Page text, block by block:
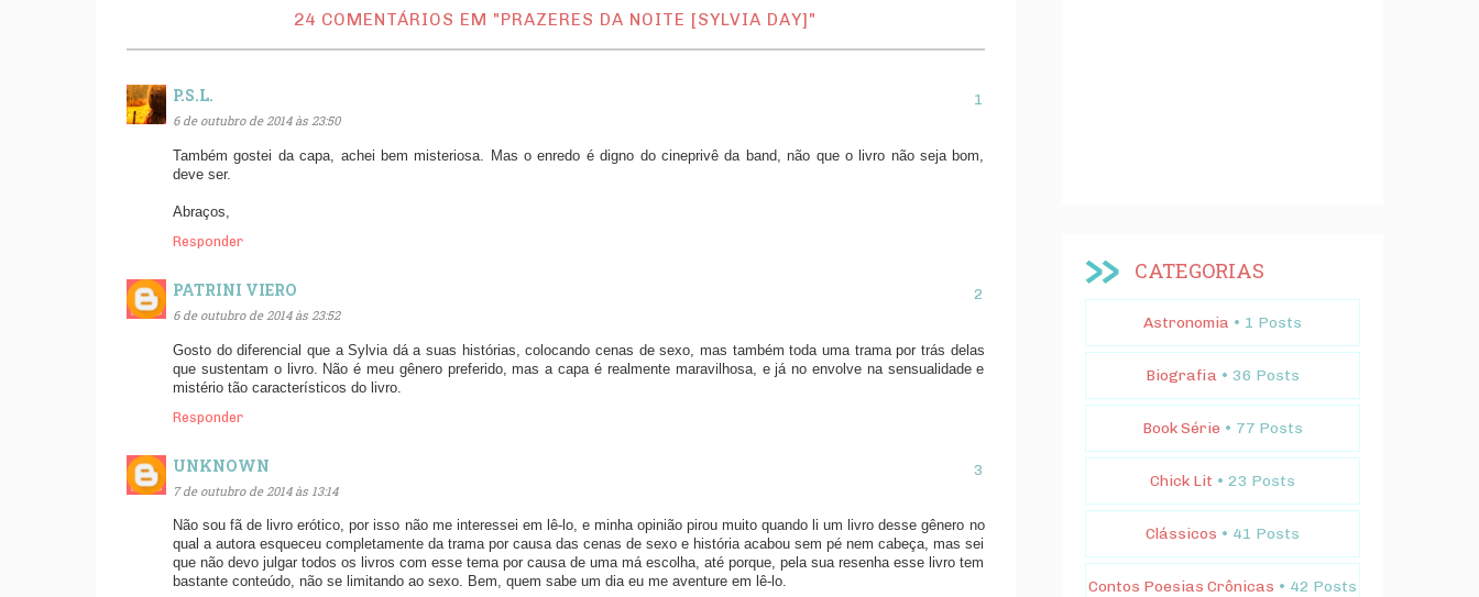
24 COMENTÁRIOS EM "PRAZERES DA NOITE [SYLVIA DAY]"
P.S.L.
6 de outubro de 2014 às 23:50
Também gostei da capa, achei bem misteriosa. Mas o enredo é digno do cineprivê da band, não que o livro não seja bom,
deve ser.
Abraços,
Responder
PATRINI VIERO
6 de outubro de 2014 às 23:52
Gosto do diferencial que a Sylvia dá a suas histórias, colocando cenas de sexo, mas também toda uma trama por trás delas
que sustentam o livro. Não é meu gênero preferido, mas a capa é realmente maravilhosa, e já no envolve na sensualidade e
mistério tão característicos do livro.
Responder
UNKNOWN
7 de outubro de 2014 às 13:14
Não sou fã de livro erótico, por isso não me interessei em lê-lo, e minha opinião pirou muito quando li um livro desse gênero no
qual a autora esqueceu completamente da trama por causa das cenas de sexo e história acabou sem pé nem cabeça, mas sei
que não devo julgar todos os livros com esse tema por causa de uma má escolha, até porque, pela sua resenha esse livro tem
bastante conteúdo, não se limitando ao sexo. Bem, quem sabe um dia eu me aventure em lê-lo.
CATEGORIAS
Astronomia • 1 Posts
Biografia • 36 Posts
Book Série • 77 Posts
Chick Lit • 23 Posts
Clássicos • 41 Posts
Contos Poesias Crônicas • 42 Posts